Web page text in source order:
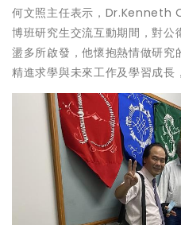
何文照主任表示，Dr.Kenneth
博班研究生交流互動期間，對
盪多所啟發，他懷抱熱情做研
精進求學與未來工作及學習成長